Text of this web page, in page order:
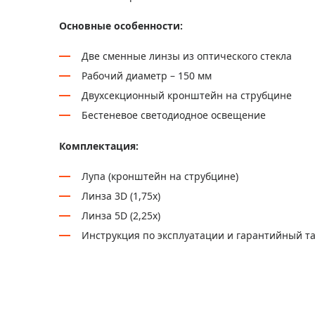
Основные особенности:
Две сменные линзы из оптического стекла
Рабочий диаметр – 150 мм
Двухсекционный кронштейн на струбцине
Бестеневое светодиодное освещение
Комплектация:
Лупа (кронштейн на струбцине)
Линза 3D (1,75х)
Линза 5D (2,25х)
Инструкция по эксплуатации и гарантийный